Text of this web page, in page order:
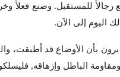
رجالاً للمستقبل. وصنع فعلاً
اليوم إلى الآن.
بأن الأوضاع قد أطبقت،
الباطل وإزهاقه,